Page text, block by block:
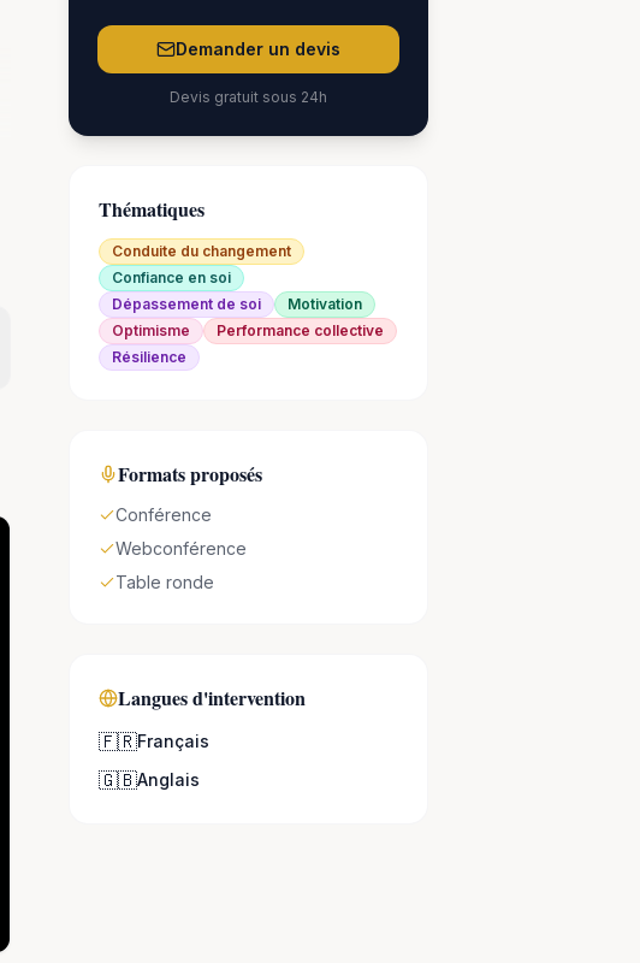
Demander un devis
Devis gratuit sous 24h
Thématiques
Conduite du changement
Confiance en soi
Dépassement de soi
Motivation
Optimisme
Performance collective
Résilience
Formats proposés
Conférence
Webconférence
Table ronde
Langues d'intervention
🇫🇷Français
🇬🇧Anglais